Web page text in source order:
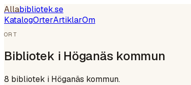
Allabibliotek.se
KatalogOrterArtiklarOm
ORT
Bibliotek i Höganäs kommun
8 bibliotek i Höganäs kommun.